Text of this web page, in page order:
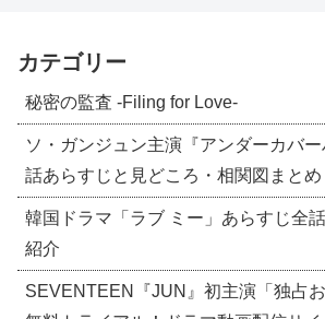
カテゴリー
秘密の監査 -Filing for Love-
ソ・ガンジュン主演『アンダーカバ
話あらすじと見どころ・相関図まとめ
韓国ドラマ「ラブ ミー」あらすじ全
紹介
SEVENTEEN『JUN』初主演「独占